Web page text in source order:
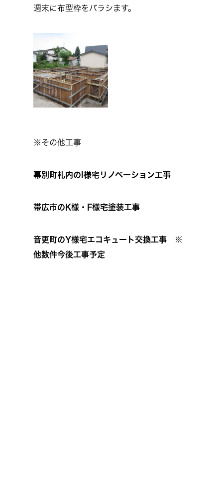
週末に布型枠をバラシます。
※その他工事
幕別町札内のI様宅リノベーション工事
帯広市のK様・F様宅塗装工事
音更町のY様宅エコキュート交換工事 ※
他数件今後工事予定